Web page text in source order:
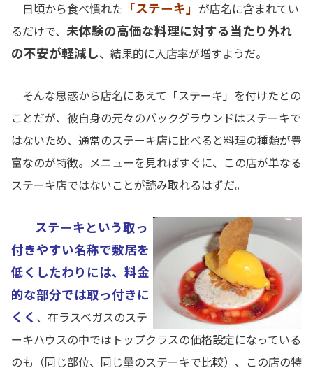
日頃から食べ慣れた
「ステーキ」 が店名に含まれてい
るだけで、 未体験の高価な料理に対する当たり外れ
の不安が軽減し、結果的に入店率が増すようだ。
そんな思惑から店名にあえて「ステーキ」を付けたとの
ことだが、彼自身の元々のバックグラウンドはステーキで
はないため、通常のステーキ店に比べると料理の種類が豊
富なのが特徴。メニューを見ればすぐに、この店が単なる
ステーキ店ではないことが読み取れるはずだ。
ステーキという取っ
付きやすい名称で敷居を
低くしたわりには、料金
的な部分では取っ付きに
くく 、在ラスベガスのステ
ーキハウスの中ではトップクラスの価格設定になっている
のも（同じ部位、同じ量のステーキで比較）、この店の特